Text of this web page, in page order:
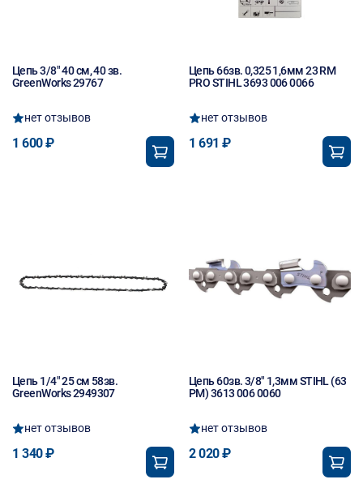
Цепь 3/8" 40 см, 40 зв.
GreenWorks 29767
нет отзывов
1 600 ₽
Цепь 66зв. 0,325 1,6мм 23 RM
PRO STIHL 3693 006 0066
нет отзывов
1 691 ₽
Цепь 1/4" 25 см 58зв.
GreenWorks 2949307
нет отзывов
1 340 ₽
Цепь 60зв. 3/8" 1,3мм STIHL (63
PM) 3613 006 0060
нет отзывов
2 020 ₽